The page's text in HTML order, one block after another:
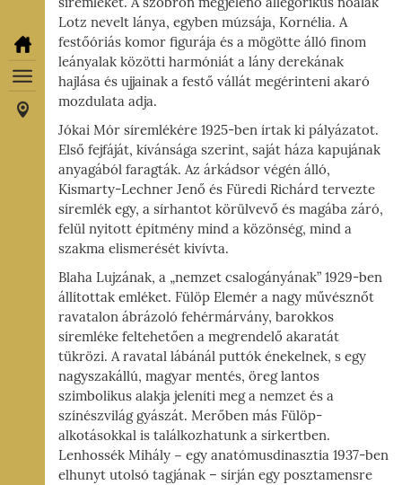
Lotz nevelt lánya, egyben múzsája, Kornélia. A
festőóriás komor figurája és a mögötte álló finom
leányalak közötti harmóniát a lány derekának
hajlása és ujjainak a festő vállát megérinteni akaró
mozdulata adja.
Jókai Mór síremlékére 1925-ben írtak ki pályázatot.
Első fejfáját, kívánsága szerint, saját háza kapujának
anyagából faragták. Az árkádsor végén álló,
Kismarty-Lechner Jenő és Füredi Richárd tervezte
síremlék egy, a sírhantot körülvevő és magába záró,
felül nyitott építmény mind a közönség, mind a
szakma elismerését kivívta.
Blaha Lujzának, a „nemzet csalogányának” 1929-ben
állítottak emléket. Fülöp Elemér a nagy művésznőt
ravatalon ábrázoló fehérmárvány, barokkos
síremléke feltehetően a megrendelő akaratát
tükrözi. A ravatal lábánál puttók énekelnek, s egy
nagyszakállú, magyar mentés, öreg lantos
szimbolikus alakja jeleníti meg a nemzet és a
színészvilág gyászát. Merőben más Fülöp-
alkotásokkal is találkozhatunk a sírkertben.
Lenhossék Mihály − egy anatómusdinasztia 1937-ben
elhunyt utolsó tagjának – sírján egy posztamensre